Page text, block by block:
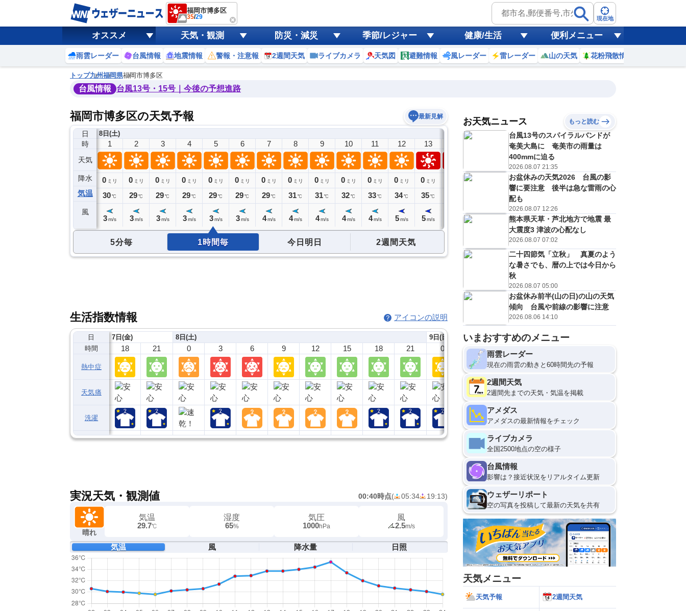
福岡市博多区
35/29 現在地
オススメ 天気・観測 防災・減災 季節/レジャー 健康/生活 便利メニュー
雨雲レーダー 台風情報 地震情報 警報・注意報 2週間天気 ライブカメラ 天気図 避難情報 風レーダー 雷レーダー 山の天気 花粉飛散情報
トップ九州福岡県福岡市博多区
台風情報 台風13号・15号｜今後の予想進路
福岡市博多区の天気予報 最新見解
日
時
天気
降水
気温
風
8日(土)
0
0ミリ
30℃
1
0 ミリ
30℃
3 m/s
2
0 ミリ
29℃
3 m/s
3
0 ミリ
29℃
3 m/s
4
0 ミリ
29℃
3 m/s
5
0 ミリ
29℃
3 m/s
6
0 ミリ
29℃
3 m/s
7
0 ミリ
29℃
4 m/s
8
0 ミリ
31℃
4 m/s
9
0 ミリ
31℃
4 m/s
10
0 ミリ
32℃
4 m/s
11
0 ミリ
33℃
4 m/s
12
0 ミリ
34℃
5 m/s
13
0 ミリ
35℃
5 m/s
16
ミリ
℃
m/s
17
0ミリ
4m/s
18
0ミリ
4m/s
19
0ミリ
4m/s
0
4
5分毎 1時間毎 今日明日 2週間天気
生活指数情報 アイコンの説明
日
時間
熱中症
天気痛
洗濯
7日(金)
18 21
8日(土)
0 3 6 9 12 15 18 21
9日(日)
0
実況天気・観測値 00:40時点( 05:34 19:13)
晴れ
気温
29.7℃
湿度
65%
気圧
1000hPa
風
2.5m/s
気温 風 降水量 日照
お天気ニュース もっと読む
台風13号のスパイラルバンドが
奄美大島に 奄美市の雨量は
400mmに迫る
2026.08.07 21:35
お盆休みの天気2026 台風の影
響に要注意 後半は急な雷雨の心
配も
2026.08.07 12:26
熊本県天草・芦北地方で地震 最
大震度3 津波の心配なし
2026.08.07 07:02
二十四節気「立秋」 真夏のよう
な暑さでも、暦の上では今日から
秋
2026.08.07 05:00
お盆休み前半(山の日)の山の天気
傾向 台風や前線の影響に注意
2026.08.06 14:10
いまおすすめのメニュー
雨雲レーダー
現在の雨雲の動きと60時間先の予報
2週間天気
2週間先までの天気・気温を掲載
アメダス
アメダスの最新情報をチェック
ライブカメラ
全国2500地点の空の様子
台風情報
影響は？接近状況をリアルタイム更新
ウェザーリポート
空の写真を投稿して最新の天気を共有
天気メニュー
天気予報 2週間天気